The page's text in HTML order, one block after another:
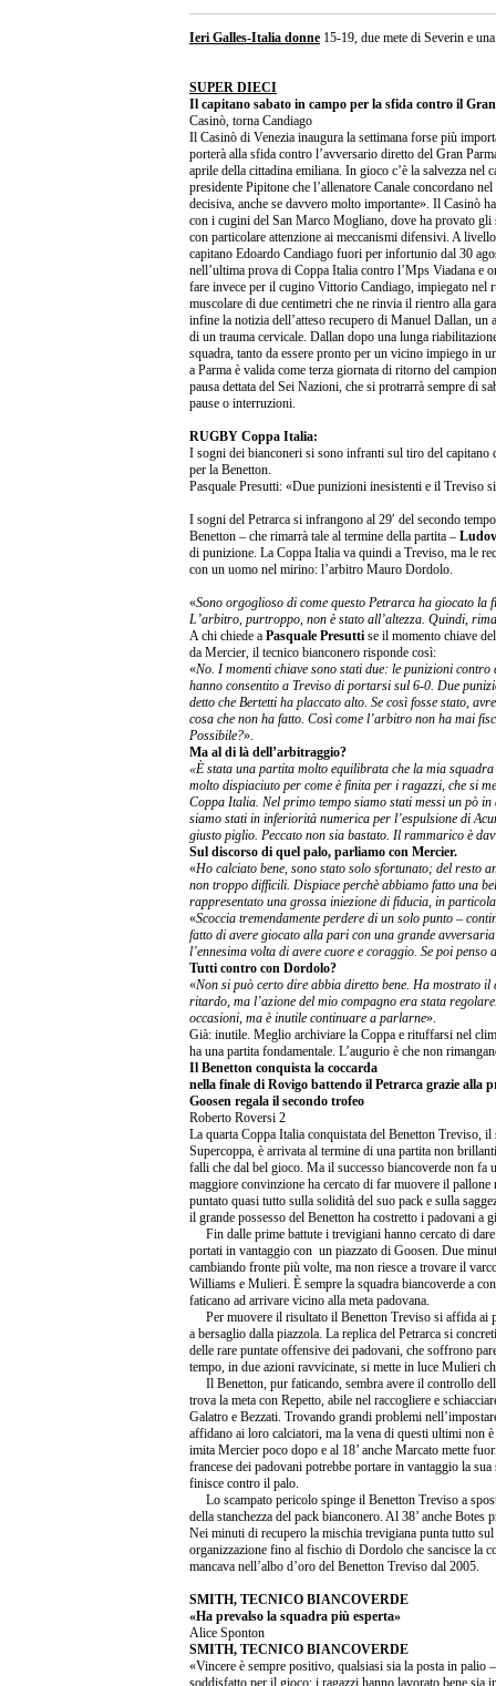
Ieri Galles-Italia donne 15-19, due mete di Severin e
SUPER DIECI
Il capitano sabato in campo per la sfida contro il
Casinò, torna Candiago
Il Casinò di Venezia inaugura la settimana forse più
porterà alla sfida contro l’avversario diretto del Gran
aprile della cittadina emiliana. In gioco c’è la salvezza nel
presidente Pipitone che l’allenatore Canale concordano
decisiva, anche se davvero molto importante». Il Casinò
con i cugini del San Marco Mogliano, dove ha provato gli
con particolare attenzione ai meccanismi difensivi. A
capitano Edoardo Candiago fuori per infortunio dal 30
nell’ultima prova di Coppa Italia contro l’Mps Viadana e
fare invece per il cugino Vittorio Candiago, impiegato nel
muscolare di due centimetri che ne rinvia il rientro alla
infine la notizia dell’atteso recupero di Manuel Dallan, un
di un trauma cervicale. Dallan dopo una lunga
squadra, tanto da essere pronto per un vicino impiego in
a Parma è valida come terza giornata di ritorno del
pausa dettata del Sei Nazioni, che si protrarrà sempre di
pause o interruzioni.
RUGBY Coppa Italia:
I sogni dei bianconeri si sono infranti sul tiro del capitano
per la Benetton.
Pasquale Presutti: «Due punizioni inesistenti e il Treviso
I sogni del Petrarca si infrangono al 29′ del secondo
Benetton – che rimarrà tale al termine della partita –
di punizione. La Coppa Italia va quindi a Treviso, ma le
con un uomo nel mirino: l’arbitro Mauro Dordolo.
«Sono orgoglioso di come questo Petrarca ha giocato la
L’arbitro, purtroppo, non è stato all’altezza. Quindi,
A chi chiede a Pasquale Presutti se il momento chiave
da Mercier, il tecnico bianconero risponde così:
«No. I momenti chiave sono stati due: le punizioni
hanno consentito a Treviso di portarsi sul 6-0. Due
detto che Bertetti ha placcato alto. Se così fosse stato,
cosa che non ha fatto. Così come l’arbitro non ha mai
Possibile?».
Ma al di là dell’arbitraggio?
«È stata una partita molto equilibrata che la mia
molto dispiaciuto per come è finita per i ragazzi, che si
Coppa Italia. Nel primo tempo siamo stati messi un pò
siamo stati in inferiorità numerica per l’espulsione di
giusto piglio. Peccato non sia bastato. Il rammarico è
Sul discorso di quel palo, parliamo con Mercier.
«Ho calciato bene, sono stato solo sfortunato; del resto
non troppo difficili. Dispiace perchè abbiamo fatto una
rappresentato una grossa iniezione di fiducia, in
«Scoccia tremendamente perdere di un solo punto –
fatto di avere giocato alla pari con una grande
l’ennesima volta di avere cuore e coraggio. Se poi
Tutti contro con Dordolo?
«Non si può certo dire abbia diretto bene. Ha mostrato
ritardo, ma l’azione del mio compagno era stata
occasioni, ma è inutile continuare a parlarne».
Già: inutile. Meglio archiviare la Coppa e rituffarsi nel
ha una partita fondamentale. L’augurio è che non
Il Benetton conquista la coccarda
nella finale di Rovigo battendo il Petrarca grazie alla
Goosen regala il secondo trofeo
Roberto Roversi 2
La quarta Coppa Italia conquistata del Benetton Treviso,
Supercoppa, è arrivata al termine di una partita non
falli che dal bel gioco. Ma il successo biancoverde non fa
maggiore convinzione ha cercato di far muovere il
puntato quasi tutto sulla solidità del suo pack e sulla
il grande possesso del Benetton ha costretto i padovani a
Fin dalle prime battute i trevigiani hanno cercato di
portati in vantaggio con un piazzato di Goosen. Due
cambiando fronte più volte, ma non riesce a trovare il
Williams e Mulieri. È sempre la squadra biancoverde a
faticano ad arrivare vicino alla meta padovana.
Per muovere il risultato il Benetton Treviso si affida ai
a bersaglio dalla piazzola. La replica del Petrarca si
delle rare puntate offensive dei padovani, che soffrono
tempo, in due azioni ravvicinate, si mette in luce Mulieri
Il Benetton, pur faticando, sembra avere il controllo
trova la meta con Repetto, abile nel raccogliere e
Galatro e Bezzati. Trovando grandi problemi
affidano ai loro calciatori, ma la vena di questi ultimi non
imita Mercier poco dopo e al 18’ anche Marcato mette
francese dei padovani potrebbe portare in vantaggio la
finisce contro il palo.
Lo scampato pericolo spinge il Benetton Treviso a
della stanchezza del pack bianconero. Al 38’ anche Botes
Nei minuti di recupero la mischia trevigiana punta tutto
organizzazione fino al fischio di Dordolo che sancisce la
mancava nell’albo d’oro del Benetton Treviso dal 2005.
SMITH, TECNICO BIANCOVERDE
«Ha prevalso la squadra più esperta»
Alice Sponton
SMITH, TECNICO BIANCOVERDE
«Vincere è sempre positivo, qualsiasi sia la posta in palio
soddisfatto per il gioco: i ragazzi hanno lavorato bene sia